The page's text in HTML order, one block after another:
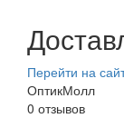
Перейти на
ОптикМолл
0 отзывов